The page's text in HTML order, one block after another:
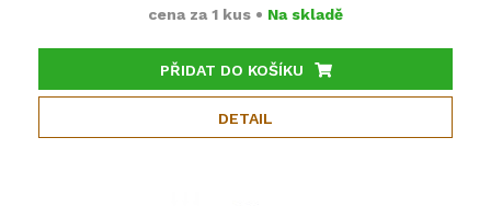
cena za 1 kus • Na skladě
PŘIDAT DO KOŠÍKU
DETAIL